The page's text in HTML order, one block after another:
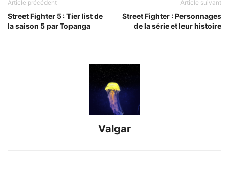
Article précédent
Street Fighter 5 : Tier list de
la saison 5 par Topanga
Article suivant
Street Fighter : Personnages
de la série et leur histoire
Valgar